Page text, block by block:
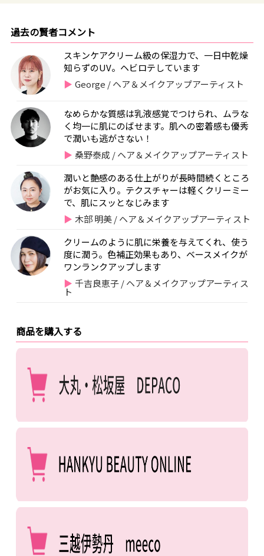
過去の賢者コメント
スキンケアクリーム級の保湿力で、一日中乾燥
知らずのUV。ヘビロテしています
George / ヘア＆メイクアップアーティスト
なめらかな質感は乳液感覚でつけられ、ムラな
く均一に肌にのばせます。肌への密着感も優秀
で潤いも逃がさない！
桑野泰成 / ヘア＆メイクアップアーティスト
潤いと艶感のある仕上がりが長時間続くところ
がお気に入り。テクスチャーは軽くクリーミー
で、肌にスッとなじみます
木部 明美 / ヘア＆メイクアップアーティスト
クリームのように肌に栄養を与えてくれ、使う
度に潤う。色補正効果もあり、ベースメイクが
ワンランクアップします
千吉良恵子 / ヘア＆メイクアップアーティス
ト
商品を購入する